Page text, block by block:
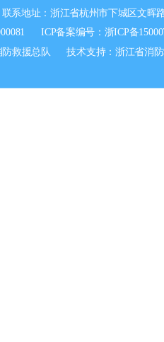
联系地址：浙江省杭州市下城区文晖
ICP备案编号： 浙ICP备
救援总队 技术支持：浙江省消